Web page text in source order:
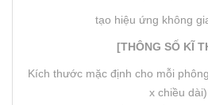
tạo hiệu ứng không
[THÔNG SỐ KĨ
Kích thước mặc định cho mỗi
x chiều dài)